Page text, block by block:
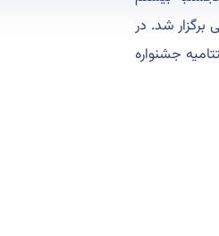
برگزار شد. در
جشنواره